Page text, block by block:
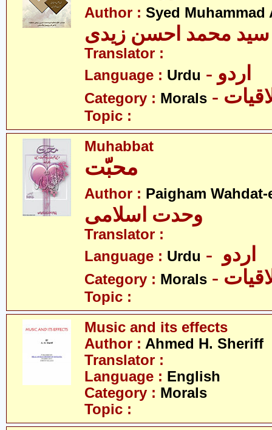
Author : Syed Muhammad
سید محمد احسن زیدی
Translator :
Language : Urdu - اردو
Category : Morals
Topic :
Muhabbat
محبّت
Author : Paigham
وحدت اسلامی
Translator :
Language : Urdu
Category : Morals
Topic :
Music and its effects
Author : Ahmed H. Sheriff
Translator :
Language : English
Category : Morals
Topic :